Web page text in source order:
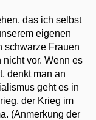
das ich selbst
eigenen
schwarze Frauen
vor. Wenn es
denkt man an
geht es in
der Krieg im
(Anmerkung der